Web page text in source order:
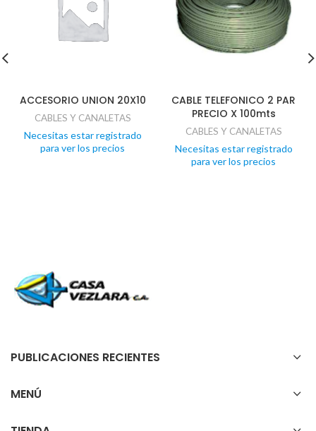
ACCESORIO UNION 20X10
CABLES Y CANALETAS
Necesitas estar registrado
para ver los precios
CABLE TELEFONICO 2 PAR
PRECIO X 100mts
CABLES Y CANALETAS
Necesitas estar registrado
para ver los precios
PUBLICACIONES RECIENTES
MENÚ